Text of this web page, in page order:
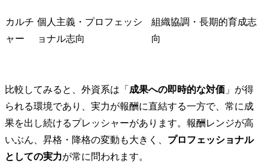
カルチ
ャー
個人主義・プロフェッシ
ョナル志向
組織協調・長期的育成志
向
比較してみると、外資系は「 成果への即時的な対価 」が得
られる環境であり、実力が報酬に直結する一方で、常に成
果を出し続けるプレッシャーがあります。報酬レンジが高
いぶん、昇格・降格の変動も大きく、 プロフェッショナル
としての実力が常に問われます。